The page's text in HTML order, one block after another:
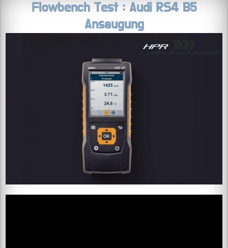
Flowbench Test : Audi RS4 B5
Ansaugung